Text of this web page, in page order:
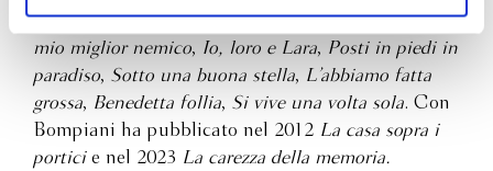
ogni momentoRevoca
L’amore è eterno finché dura,Manuale d’amore,Il
mio miglior nemico, Io, loro e Lara, Posti in piedi in
paradiso, Sotto una buona stella, L’abbiamo fatta
grossa, Benedetta follia, Si vive una volta sola. Con
Bompiani ha pubblicato nel 2012 La casa sopra i
portici e nel 2023 La carezza della memoria.